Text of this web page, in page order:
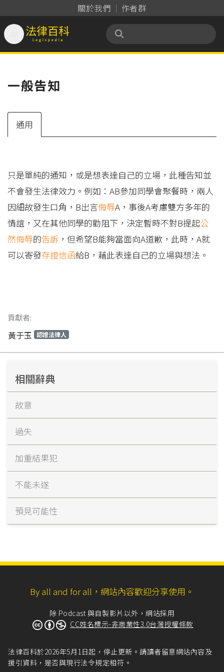
關於我們 作者群
法律百科 Legispedia
一般告知
通用
只是單純的通知，或是想表達自己的立場，此種告知並
不會發生法律效力。例如：AB參加同學會聚餐時，兩人
因細故發生口角，B出言侮辱A，事後A考慮雙方多年的
情誼，又在其他同學的勸阻下，決定暫時不對B提起公
然侮辱的告訴 ，但希望B能夠當面向A道歉，此時，A就
可以寄發存證信函給B，藉此表達自己的立場與想法。
貢獻者:
黃于玉 認證法律人
相關辭典
故意
過失
加重結果犯
不能未遂
預見可能性
By all and for all，網站內容歡迎分享使用。
除 Podcast 與自製影片以外，網站採用
CC姓名標示-非商業性3.0台灣授權條款
法律百科於2026年5月1日起，停止更新。請讀者留意網站內容及
援引資料，是否與現行法令規定相符。